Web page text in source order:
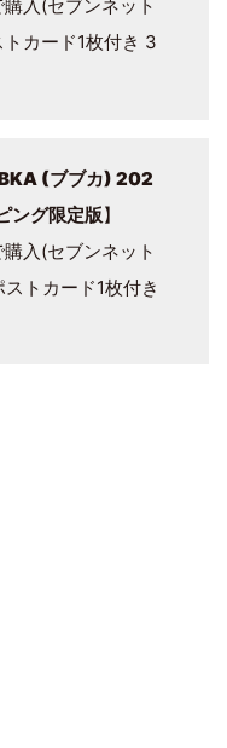
購入(セブンネット
カード1枚付き 3
(ブブカ) 202
ング限定版】
購入(セブンネット
トカード1枚付き